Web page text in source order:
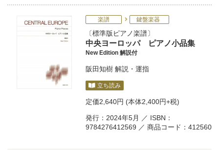
楽譜 鍵盤楽器
標準版ピアノ楽譜
中央ヨーロッパ ピアノ小品集
New Edition 解説付
阪田知樹 解説・運指
立ち読み
定価2,640円 (本体2,400円+税)
発行：2024年5月 ／ ISBN：
9784276412569 ／ 商品コード：412560